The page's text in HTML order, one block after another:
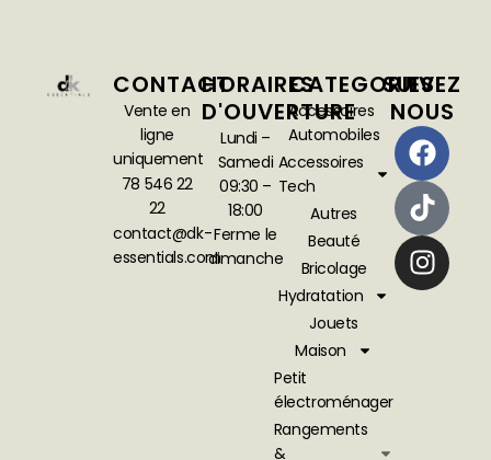
CONTACT
Vente en
ligne
uniquement
78 546 22
22
contact@dk-
essentials.com
HORAIRES
D'OUVERTURE
Lundi –
Samedi
09:30 –
18:00
Ferme le
dimanche
CATEGORIES
Accessoires
Automobiles
Accessoires
Tech
Autres
Beauté
Bricolage
Hydratation
Jouets
Maison
Petit
électroménager
Rangements
&
SUIVEZ
NOUS